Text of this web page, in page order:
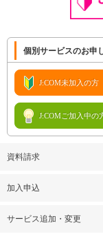
個別サービスのお申
J:COM未加入の方
J:COMご加入中の
資料請求
加入申込
サービス追加・変更